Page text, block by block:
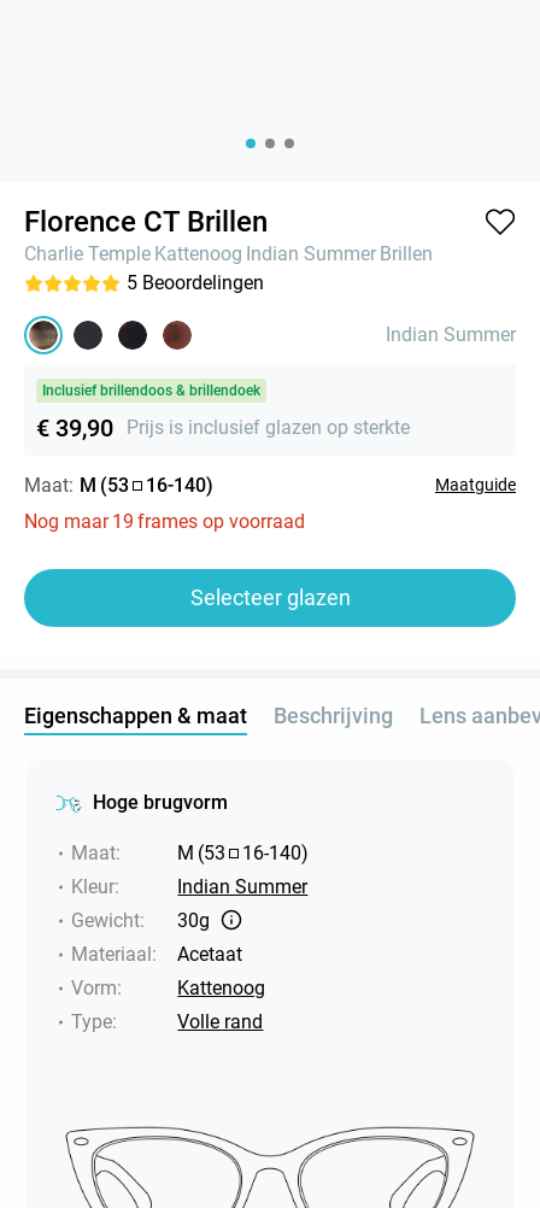
Florence CT Brillen
Charlie Temple Kattenoog Indian Summer Brillen
5 Beoordelingen
Indian Summer
Inclusief brillendoos & brillendoek
€ 39,90 Prijs is inclusief glazen op sterkte
Maat: M (53 16-140) Maatguide
Nog maar 19 frames op voorraad
Selecteer glazen
Eigenschappen & maat Beschrijving Lens
Hoge brugvorm
Maat: M (53 16-140)
Kleur:
Indian Summer
Gewicht:
30g
Materiaal:
Acetaat
Vorm:
Kattenoog
Type: Volle rand